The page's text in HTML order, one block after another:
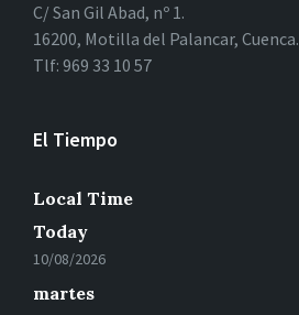
C/ San Gil Abad, nº 1.
16200, Motilla del Palancar, Cuenca.
Tlf: 969 33 10 57
El Tiempo
Local Time
Today
10/08/2026
martes